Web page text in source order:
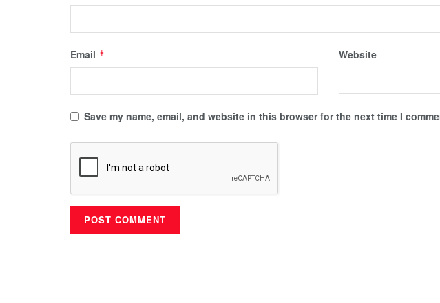
Email * Website
Save my name, email, and website in this browser for the next time I